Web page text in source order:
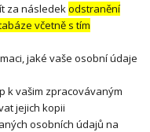
za následekodstranění
včetně s tím
jaké vaše osobní údaje
k vašim zpracovávaným
jejich kopii
osobních údajů na